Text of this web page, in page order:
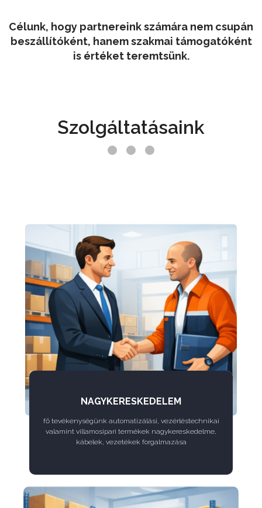
Célunk, hogy partnereink számára nem csupán
beszállítóként, hanem szakmai támogatóként
is értéket teremtsünk.
Szolgáltatásaink
NAGYKERESKEDELEM
fő tevékenységünk automatizálási, vezérléstechnikai
valamint villamosipari termékek nagykereskedelme,
kábelek, vezetékek forgalmazása